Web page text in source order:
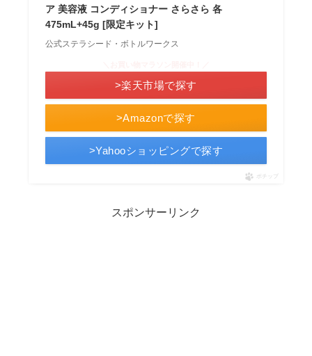
ア 美容液 コンディショナー さらさら 各
475mL+45g [限定キット]
公式ステラシード・ボトルワークス
>Amazonで探す
>楽天市場で探す
>Yahooショッピングで探す
ポチップ
スポンサーリンク